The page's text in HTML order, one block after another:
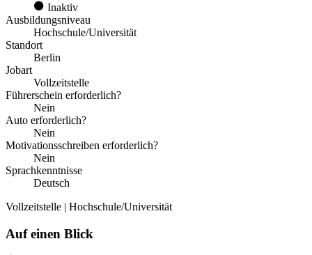
Inaktiv
Ausbildungsniveau
Hochschule/Universität
Standort
Berlin
Jobart
Vollzeitstelle
Führerschein erforderlich?
Nein
Auto erforderlich?
Nein
Motivationsschreiben erforderlich?
Nein
Sprachkenntnisse
Deutsch
Vollzeitstelle | Hochschule/Universität
Auf einen Blick